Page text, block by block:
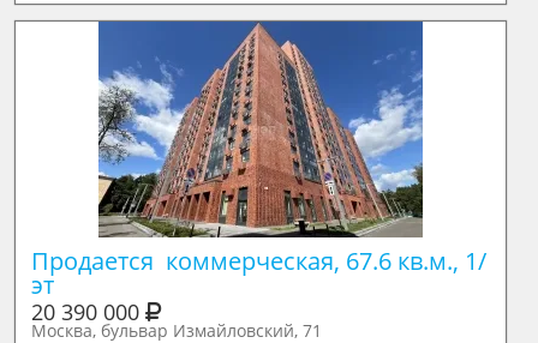
Продается  коммерческая, 67.6 кв.м., 1/
эт
20 390 000
Москва, бульвар Измайловский, 71